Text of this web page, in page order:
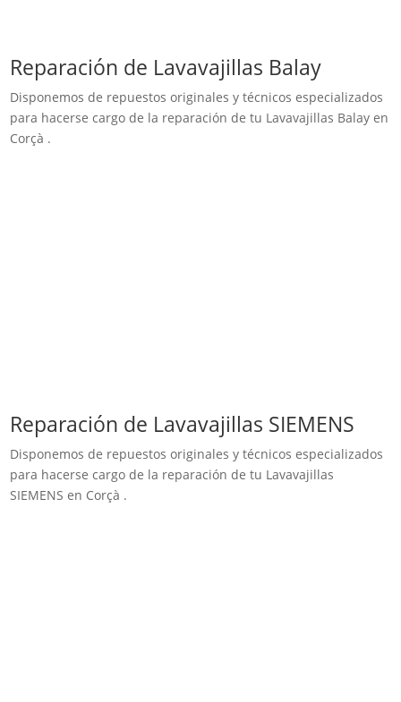
Reparación de Lavavajillas Balay
Disponemos de repuestos originales y técnicos especializados
para hacerse cargo de la reparación de tu Lavavajillas Balay en
Corçà .
Reparación de Lavavajillas SIEMENS
Disponemos de repuestos originales y técnicos especializados
para hacerse cargo de la reparación de tu Lavavajillas
SIEMENS en Corçà .